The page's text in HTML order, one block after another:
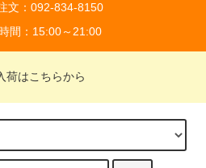
文：092-834-8150
間：15:00～21:00
荷はこちらから